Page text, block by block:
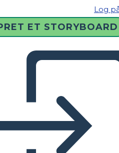
Log
ET STORYBOARD